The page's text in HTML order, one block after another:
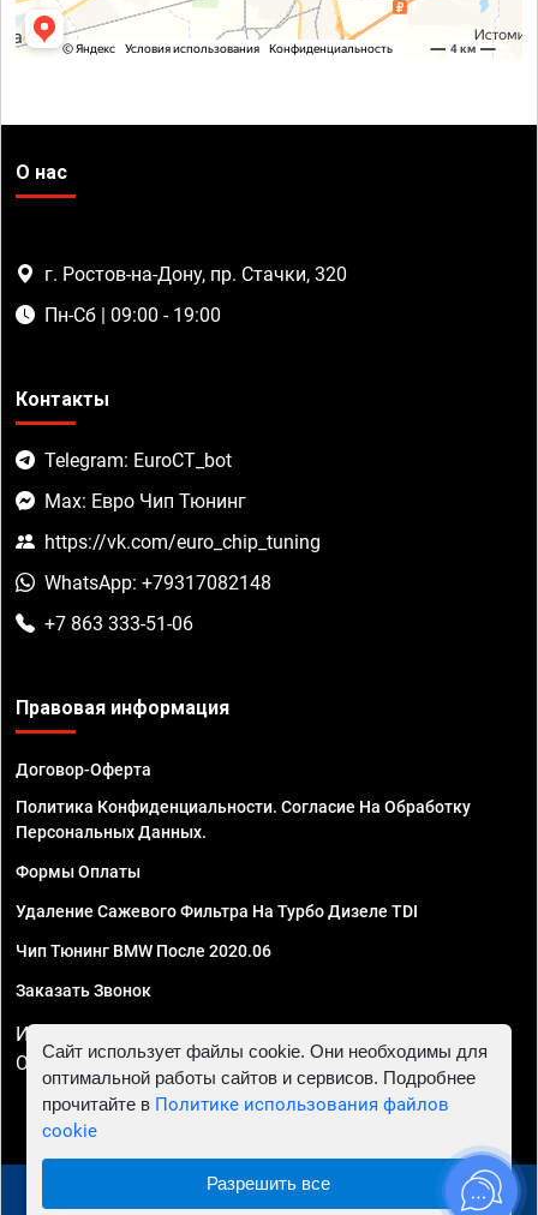
О нас
г. Ростов-на-Дону, пр. Стачки, 320
Пн-Сб | 09:00 - 19:00
Контакты
Telegram: EuroCT_bot
Max: Евро Чип Тюнинг
https://vk.com/euro_chip_tuning
WhatsApp: +79317082148
+7 863 333-51-06
Правовая информация
Договор-Оферта
Политика Конфиденциальности. Согласие На Обработку
Персональных Данных.
Формы Оплаты
Удаление Сажевого Фильтра На Турбо Дизеле TDI
Чип Тюнинг BMW После 2020.06
Заказать Звонок
ИП Смирнов Георгий Павлович. ИНН 781302555843,
ОГРНИП 324470400032610
© 2010 - 2026 Чип тюнинг в Ростове-на-Дону -
Сайт использует файлы cookie. Они необходимы для
оптимальной работы сайтов и сервисов. Подробнее
прочитайте в Политике использования файлов
cookie
Разрешить все